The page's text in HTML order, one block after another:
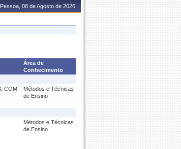
08 de Agosto de 2026
Área de
Conhecimento
COM
Métodos e Técnicas
de Ensino
Métodos e Técnicas
de Ensino